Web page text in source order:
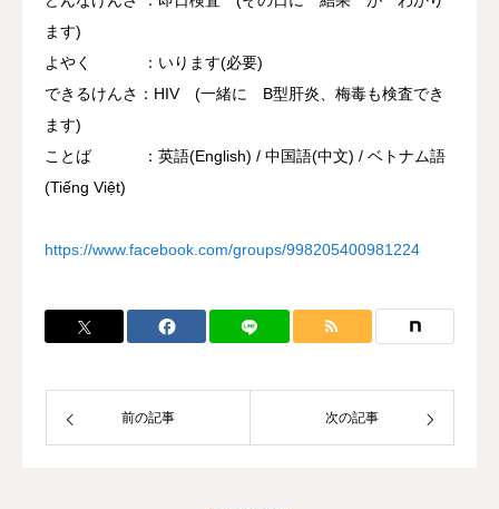
ます)
よやく ：いります(必要)
できるけんさ：HIV (一緒に B型肝炎、梅毒も検査でき
ます)
ことば ：英語(English) / 中国語(中文) / ベトナム語
(Tiếng Việt)
https://www.facebook.com/groups/998205400981224
前の記事 次の記事